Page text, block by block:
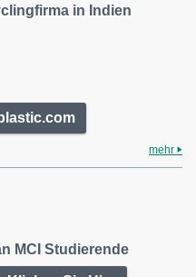
in Indien
mehr
MCI Studierende